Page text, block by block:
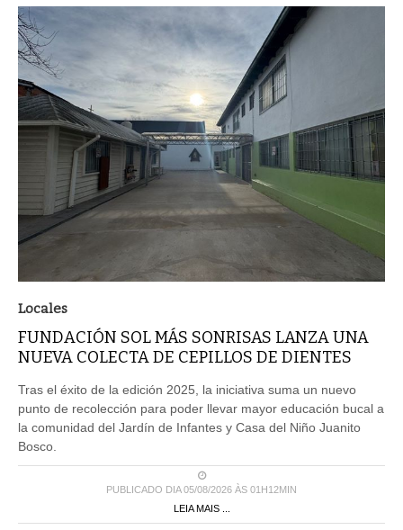
Locales
FUNDACIÓN SOL MÁS SONRISAS LANZA UNA
NUEVA COLECTA DE CEPILLOS DE DIENTES
Tras el éxito de la edición 2025, la iniciativa suma un nuevo
punto de recolección para poder llevar mayor educación bucal a
la comunidad del Jardín de Infantes y Casa del Niño Juanito
Bosco.
PUBLICADO DIA 05/08/2026 ÀS 01H12MIN
LEIA MAIS ...